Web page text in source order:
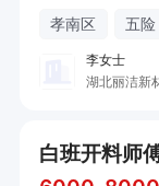
孝南区 五险
李女士
湖北丽洁新
白班开料师